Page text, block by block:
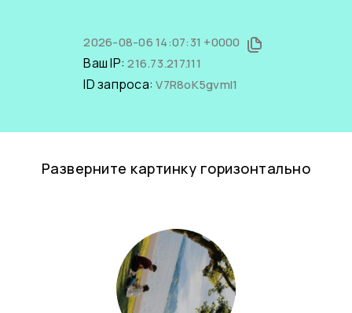
2026-08-06 14:07:31 +0000
Ваш IP:216.73.217.111
ID запроса:V7R8oK5gvmI1
Разверните картинку горизонтально